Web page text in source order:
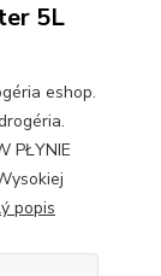
5L
eshop.
PŁYNIE
popis